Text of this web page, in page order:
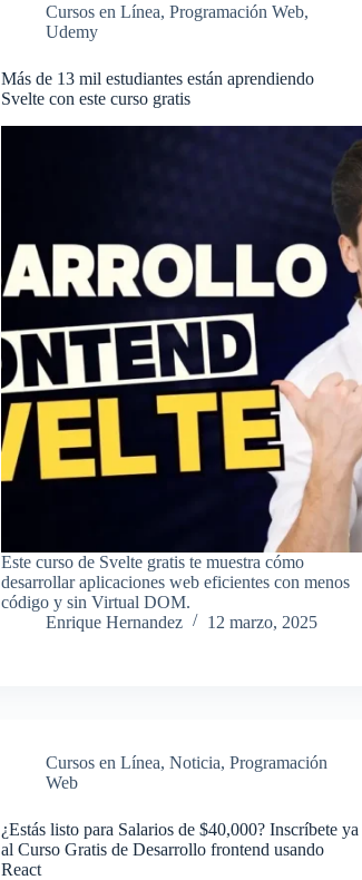
Cursos en Línea,Programación Web,
Udemy
Más de 13 mil estudiantes están aprendiendo
Svelte con este curso gratis
Este curso de Svelte gratis te muestra cómo
desarrollar aplicaciones web eficientes con menos
código y sin Virtual DOM.
Enrique Hernandez
12 marzo, 2025
Cursos en Línea,Noticia,Programación
Web
¿Estás listo para Salarios de $40,000? Inscríbete ya
al Curso Gratis de Desarrollo frontend usando
React